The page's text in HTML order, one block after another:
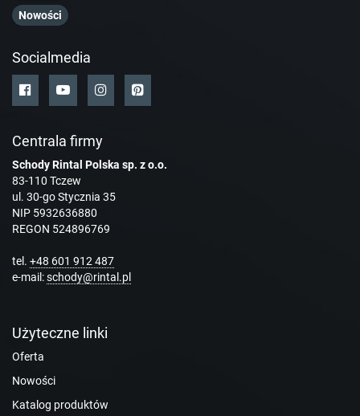
Nowości
Socialmedia
Centrala firmy
Schody Rintal Polska sp. z o.o.
83-110 Tczew
ul. 30-go Stycznia 35
NIP 5932636880
REGON 524896769
tel. +48 601 912 487
e-mail:schody@rintal.pl
Użyteczne linki
Oferta
Nowości
Katalog produktów